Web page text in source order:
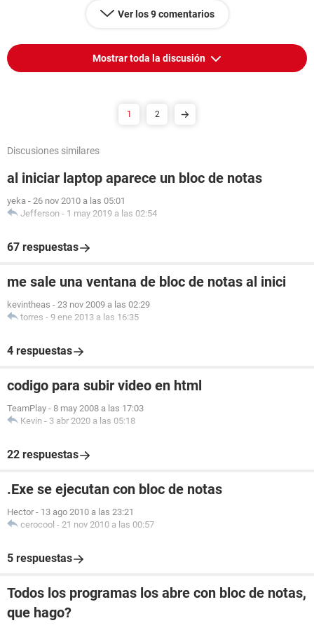
Ver los 9 comentarios
Mostrar toda la discusión
1 2
Discusiones similares
al iniciar laptop aparece un bloc de notas
yeka - 26 nov 2010 a las 05:01
Jefferson - 1 may 2019 a las 02:54
67 respuestas
me sale una ventana de bloc de notas al inici
kevintheas - 23 nov 2009 a las 02:29
torres - 9 ene 2013 a las 16:35
4 respuestas
codigo para subir video en html
TeamPlay - 8 may 2008 a las 17:03
Kevin - 3 abr 2020 a las 05:18
22 respuestas
.Exe se ejecutan con bloc de notas
Hector - 13 ago 2010 a las 23:21
cerocool - 21 nov 2010 a las 00:57
5 respuestas
Todos los programas los abre con bloc de notas,
que hago?